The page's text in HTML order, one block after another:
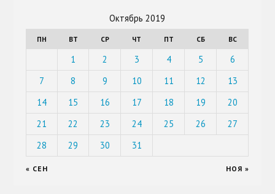
Октябрь 2019
ПН ВТ СР ЧТ ПТ СБ ВС
1 2 3 4 5
6
7
8 9 10 11 12
13
14
15 16 17 18 19
20
21
22 23 24 25 26
27
28
29 30 31
« СЕН НОЯ »